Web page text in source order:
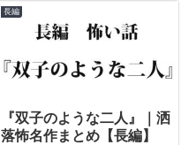
長編
『双子のような二人』｜洒
落怖名作まとめ【長編】